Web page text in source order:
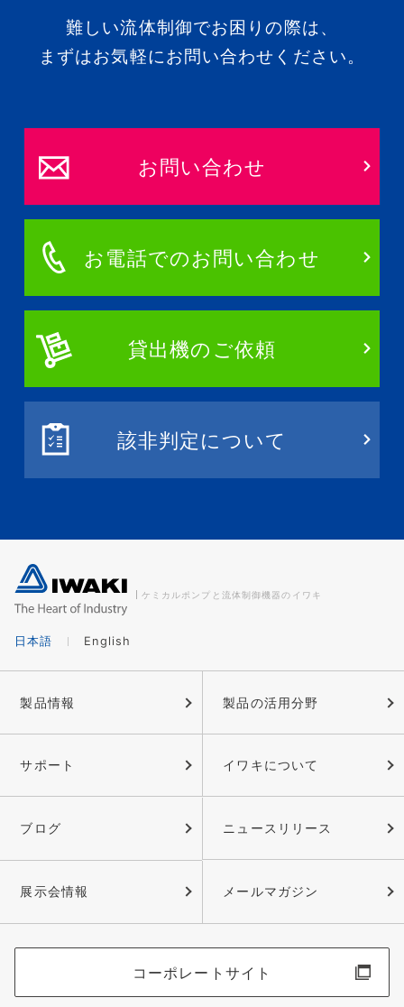
難しい流体制御でお困りの際は、
まずはお気軽にお問い合わせください。
お問い合わせ
お電話でのお問い合わせ
貸出機のご依頼
該非判定について
ケミカルポンプと流体制御機器のイワキ
日本語 English
製品情報 製品の活用分野
サポート イワキについて
ブログ ニュースリリース
展示会情報 メールマガジン
コーポレートサイト